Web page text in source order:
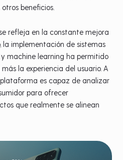
beneficios.
refleja en la constante mejora
la implementación de sistemas
y machine learning ha permitido
la experiencia del usuario. A
es capaz de analizar
para ofrecer
que realmente se alinean